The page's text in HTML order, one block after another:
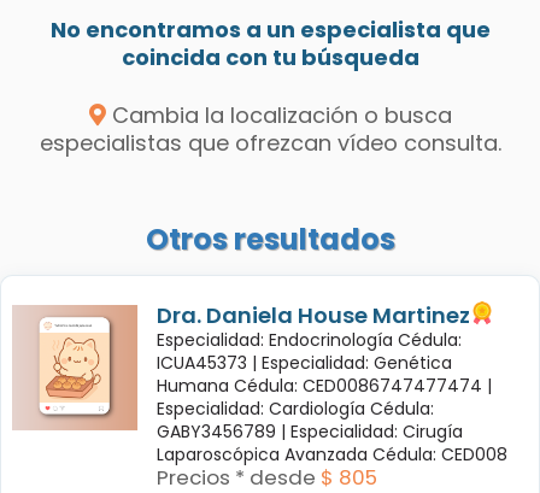
No encontramos a un especialista que
coincida con tu búsqueda
Cambia la localización o busca
especialistas que ofrezcan vídeo consulta.
Otros resultados
Dra. Daniela House Martinez
Especialidad: Endocrinología Cédula:
ICUA45373 | Especialidad: Genética
Humana Cédula: CED0086747477474 |
Especialidad: Cardiología Cédula:
GABY3456789 | Especialidad: Cirugía
Laparoscópica Avanzada Cédula: CED008
Precios * desde $ 805